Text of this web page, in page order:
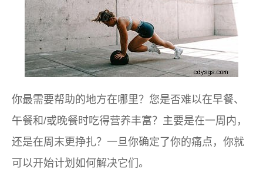
你最需要帮助的地方在哪里？您是否难以在早餐、
午餐和/或晚餐时吃得营养丰富？主要是在一周内，
还是在周末更挣扎？一旦你确定了你的痛点，你就
可以开始计划如何解决它们。